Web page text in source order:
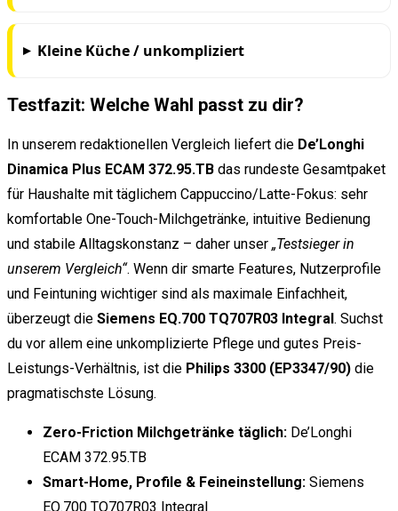
Kleine Küche / unkompliziert
Testfazit: Welche Wahl passt zu dir?
In unserem redaktionellen Vergleich liefert die De’Longhi
Dinamica Plus ECAM 372.95.TB das rundeste Gesamtpaket
für Haushalte mit täglichem Cappuccino/Latte-Fokus: sehr
komfortable One-Touch-Milchgetränke, intuitive Bedienung
und stabile Alltagskonstanz – daher unser „Testsieger in
unserem Vergleich“. Wenn dir smarte Features, Nutzerprofile
und Feintuning wichtiger sind als maximale Einfachheit,
überzeugt die Siemens EQ.700 TQ707R03 Integral. Suchst
du vor allem eine unkomplizierte Pflege und gutes Preis-
Leistungs-Verhältnis, ist die Philips 3300 (EP3347/90) die
pragmatischste Lösung.
Zero-Friction Milchgetränke täglich: De’Longhi
ECAM 372.95.TB
Smart-Home, Profile & Feineinstellung: Siemens
EQ.700 TQ707R03 Integral